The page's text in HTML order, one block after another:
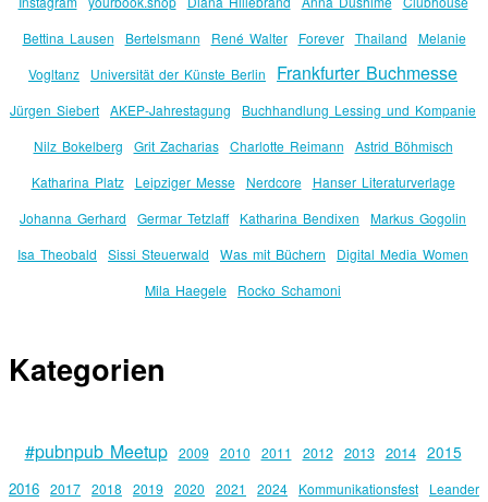
Bettina Lausen
Bertelsmann René Walter Forever Thailand
Melanie
Vogltanz
Universität der Künste Berlin Frankfurter Buchmesse
Jürgen Siebert AKEP-Jahrestagung
Buchhandlung Lessing und Kompanie
Nilz Bokelberg
Grit Zacharias Charlotte Reimann
Astrid Böhmisch
Katharina Platz
Leipziger Messe Nerdcore
Hanser Literaturverlage
Johanna Gerhard
Germar Tetzlaff Katharina Bendixen
Markus Gogolin
Isa Theobald
Sissi Steuerwald Was mit Büchern Digital Media Women
Mila Haegele Rocko Schamoni
Kategorien
#pubnpub Meetup 2009 2010 2011 2012 2013 2014 2015
2016 2017 2018 2019 2020 2021 2024 Kommunikationsfest
Leander